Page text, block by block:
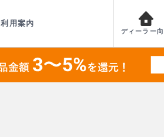
利用案内
ディーラー